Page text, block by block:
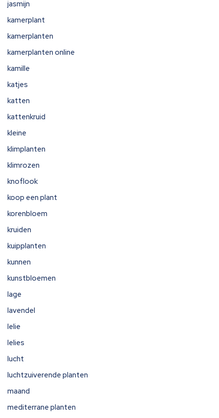
jasmijn
kamerplant
kamerplanten
kamerplanten online
kamille
katjes
katten
kattenkruid
kleine
klimplanten
klimrozen
knoflook
koop een plant
korenbloem
kruiden
kuipplanten
kunnen
kunstbloemen
lage
lavendel
lelie
lelies
lucht
luchtzuiverende planten
maand
mediterrane planten